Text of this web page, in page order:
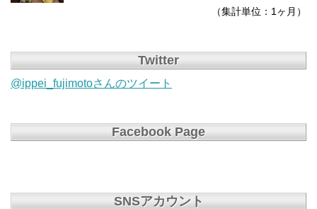
（集計単位：1ヶ月）
Twitter
@ippei_fujimotoさんのツイート
Facebook Page
SNSアカウント